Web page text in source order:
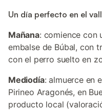
Un día perfecto en el
Mañana: comience con
embalse de Búbal, con
con el perro suelto en
Mediodía: almuerce en
Pirineo Aragonés, en
producto local